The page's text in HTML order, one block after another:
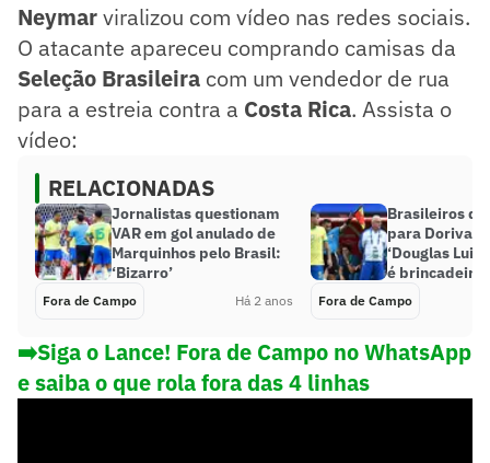
Neymarviralizou com vídeo nas redes sociais.
O atacante apareceu comprando camisas da
Seleção Brasileira com um vendedor de rua
para a estreia contra a Costa Rica. Assista o
vídeo:
RELACIONADAS
Jornalistas questionam
VAR em gol anulado de
Marquinhos pelo Brasil:
‘Bizarro’
Fora de Campo Há 2 anos
Brasileiros
para Dorival
‘Douglas
é brincadeira’
Fora de Campo
➡️Siga o Lance! Fora de Campo no WhatsApp
e saiba o que rola fora das 4 linhas